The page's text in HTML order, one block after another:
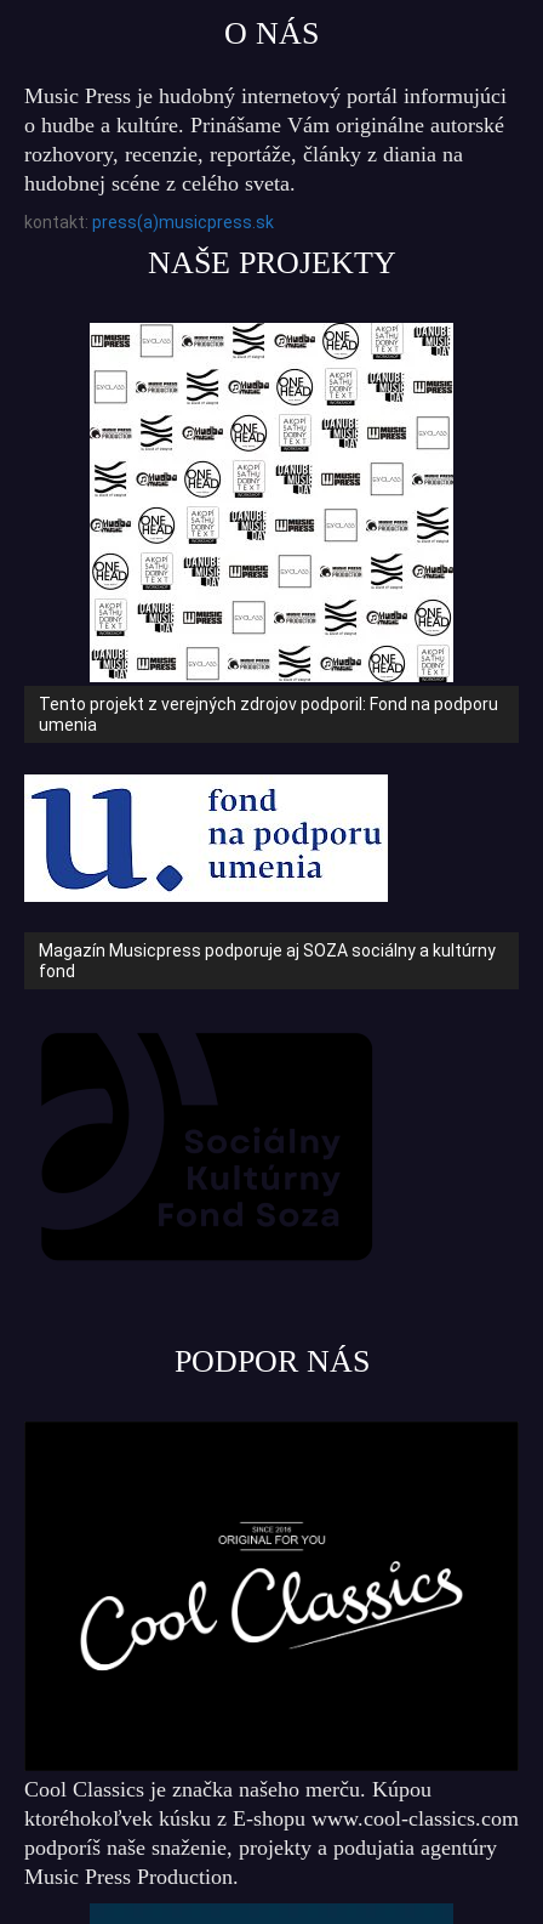
O NÁS
Music Press je hudobný internetový portál informujúci
o hudbe a kultúre. Prinášame Vám originálne autorské
rozhovory, recenzie, reportáže, články z diania na
hudobnej scéne z celého sveta.
kontakt: press(a)musicpress.sk
NAŠE PROJEKTY
Tento projekt z verejných zdrojov podporil: Fond na podporu
umenia
Magazín Musicpress podporuje aj SOZA sociálny a kultúrny
fond
PODPOR NÁS
Cool Classics je značka našeho merču. Kúpou
ktoréhokoľvek kúsku z E-shopu www.cool-classics.com
podporíš naše snaženie, projekty a podujatia agentúry
Music Press Production.